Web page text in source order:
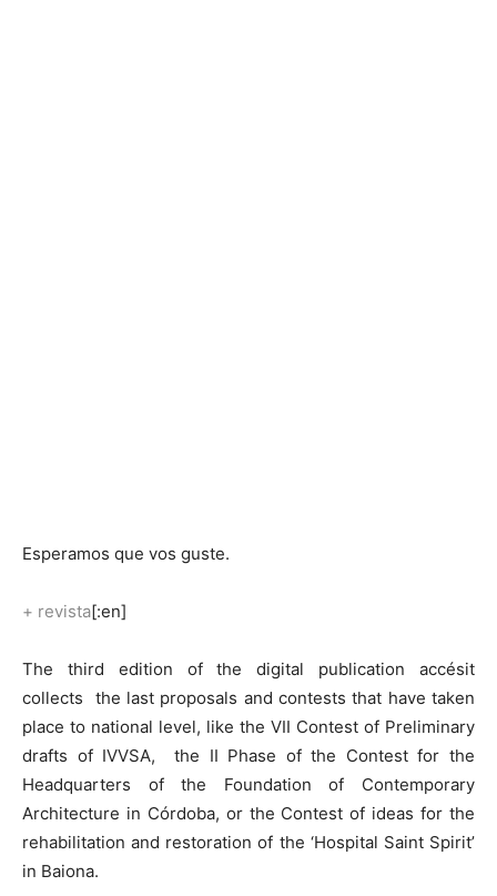
Esperamos que vos guste.
+ revista[:en]
The third edition of the digital publication accésit
collects the last proposals and contests that have taken
place to national level, like the VII Contest of Preliminary
drafts of IVVSA, the II Phase of the Contest for the
Headquarters of the Foundation of Contemporary
Architecture in Córdoba, or the Contest of ideas for the
rehabilitation and restoration of the ‘Hospital Saint Spirit’
in Baiona.